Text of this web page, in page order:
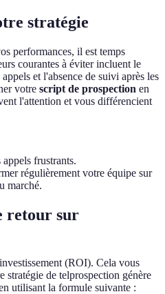
stratégie
performances, il est temps
courantes à éviter incluent le
et l'absence de suivi après les
votre script de prospection en
l'attention et vous différencient
frustrants.
régulièrement votre équipe sur
marché.
retour sur
(ROI). Cela vous
stratégie de telprospection génère
utilisant la formule suivante :